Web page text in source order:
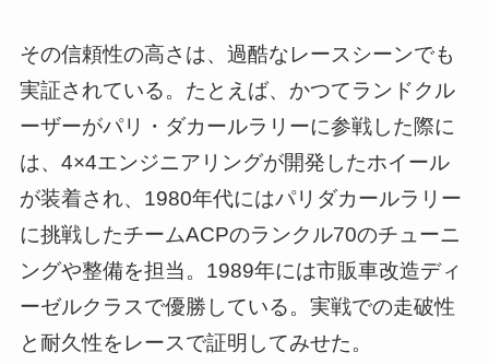
その信頼性の高さは、過酷なレースシーンでも
実証されている。たとえば、かつてランドクル
ーザーがパリ・ダカールラリーに参戦した際に
は、4×4エンジニアリングが開発したホイール
が装着され、1980年代にはパリダカールラリー
に挑戦したチームACPのランクル70のチューニ
ングや整備を担当。1989年には市販車改造ディ
ーゼルクラスで優勝している。実戦での走破性
と耐久性をレースで証明してみせた。